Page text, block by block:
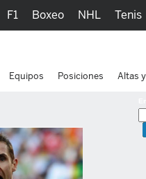
F1 Boxeo NHL Tenis
Equipos Posiciones Altas